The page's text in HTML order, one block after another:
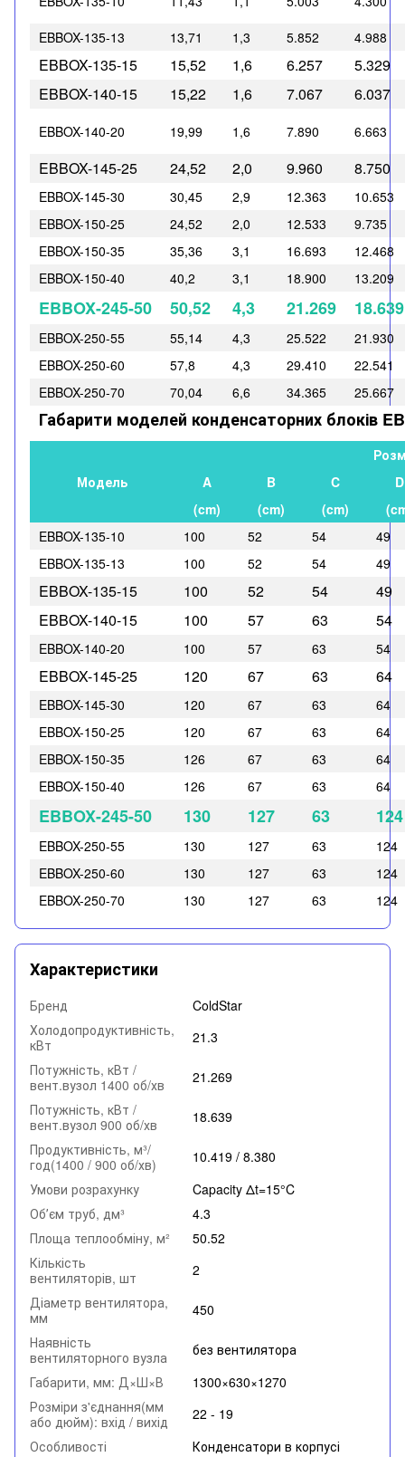
EBBOX-135-13
13,71 1,3 5.852 4.988
EBBOX-135-15 15,52 1,6 6.257
5.329
EBBOX-140-15
15,22 1,6 7.067 6.037
EBBOX-140-20 19,99 1,6 7.890 6.663
EBBOX-145-25 24,52 2,0 9.960 8.750
EBBOX-145-30 30,45 2,9 12.363
10.653
EBBOX-150-25
24,52 2,0 12.533
9.735
EBBOX-150-35
35,36 3,1 16.693
12.468
EBBOX-150-40
40,2 3,1 18.900 13.209
EBBOX-245-50 50,52 4,3 21.269 18.639
EBBOX-250-55 55,14 4,3 25.522
21.930
EBBOX-250-60
57,8 4,3 29.410
22.541
EBBOX-250-70
70,04 6,6 34.365 25.667
Габарити моделей конденсаторних блоків
Модель
A
B C
D
(cm)
(cm) (cm)
EBBOX-135-10
100 52 54
49
EBBOX-135-13
100 52 54 49
EBBOX-135-15 100 52 54
49
EBBOX-140-15
100 57 63 54
EBBOX-140-20 100 57 63 54
EBBOX-145-25 120 67 63 64
EBBOX-145-30 120 67 63
64
EBBOX-150-25
120 67 63
64
EBBOX-150-35
126 67 63
64
EBBOX-150-40
126 67 63 64
EBBOX-245-50 130 127 63 124
EBBOX-250-55 130 127 63
124
EBBOX-250-60
130 127 63
124
EBBOX-250-70
130 127 63 124
Характеристики
Бренд
ColdStar
Холодопродуктивність,
кВт
21.3
Потужність, кВт /
вент.вузол 1400 об/хв
21.269
Потужність, кВт /
вент.вузол 900 об/хв
18.639
Продуктивність, м³/
год(1400 / 900 об/хв)
10.419 / 8.380
Умови розрахунку
Capacity Δt=15°C
Обʼєм труб, дм³
4.3
Площа теплообміну, м²
50.52
Кількість
вентиляторів, шт
2
Діаметр вентилятора,
мм
450
Наявність
вентиляторного вузла
без вентилятора
Габарити, мм: Д×Ш×В
1300×630×1270
Розміри з'єднання(мм
або дюйм): вхід / вихід
22 - 19
Особливості
Конденсатори в корпусі